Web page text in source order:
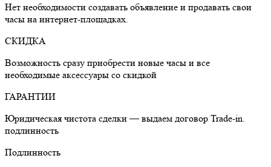
Нет необходимости создавать объявление и продавать свои
часы на интернет-площадках.
СКИДКА
Возможность сразу приобрести новые часы и все
необходимые аксессуары со скидкой
ГАРАНТИИ
Юридическая чистота сделки — выдаем договор Trade-in.
подлинность
Подлинность